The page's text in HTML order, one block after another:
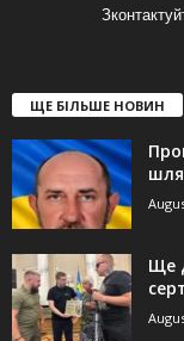
ЩЕ БІЛЬШЕ НОВИН
Ще